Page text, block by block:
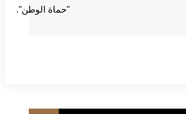
"حماة الوطن".